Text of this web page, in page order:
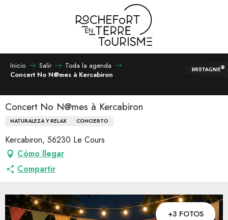
Inicio Salir
Toda la agenda
Concert No N@mes à Kercabiron
Concert No N@mes à Kercabiron
NATURALEZA Y RELAX CONCIERTO
Kercabiron, 56230 Le Cours
Cómo llegar
Compartir
+3 FOTOS